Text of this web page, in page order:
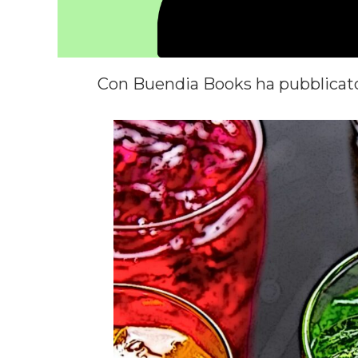
Con Buendia Books ha